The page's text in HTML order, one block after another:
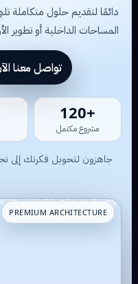
دائمًا لتقديم حلول متكاملة
المساحات الداخلية أو تطوير
تواصل معنا
+87
مشروع مكتمل
جاهزون لتحويل فكرتك إلى
PREMIUM ARCHITECTURE